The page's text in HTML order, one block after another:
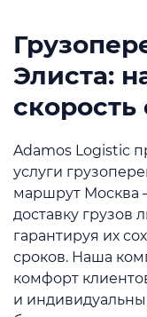
Элиста:
Adamos Logistic
услуги
маршрут Москва
доставку грузов
гарантируя их
сроков. Наша
комфорт
и